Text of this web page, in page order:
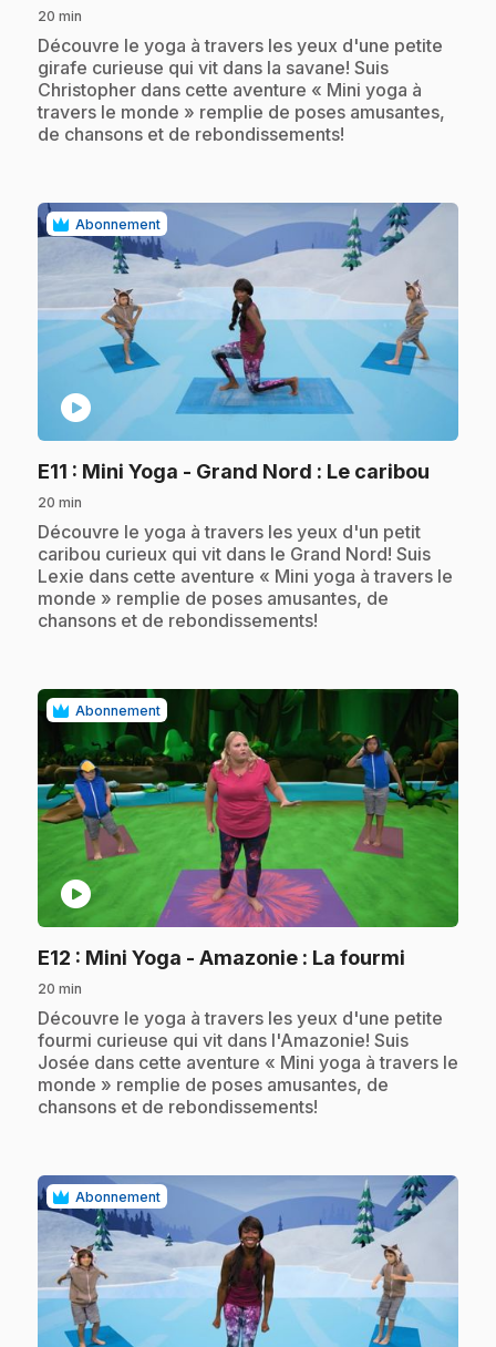
20 min
.Découvre le yoga à travers les yeux d'une petite
girafe curieuse qui vit dans la savane! Suis
Christopher dans cette aventure « Mini yoga à
travers le monde » remplie de poses amusantes,
de chansons et de rebondissements!
Abonnement
play_circle
E11 : Mini Yoga - Grand Nord : Le caribou
20 min
.Découvre le yoga à travers les yeux d'un petit
caribou curieux qui vit dans le Grand Nord! Suis
Lexie dans cette aventure « Mini yoga à travers le
monde » remplie de poses amusantes, de
chansons et de rebondissements!
Abonnement
play_circle
E12 : Mini Yoga - Amazonie : La fourmi
20 min
.Découvre le yoga à travers les yeux d'une petite
fourmi curieuse qui vit dans l'Amazonie! Suis
Josée dans cette aventure « Mini yoga à travers le
monde » remplie de poses amusantes, de
chansons et de rebondissements!
Abonnement